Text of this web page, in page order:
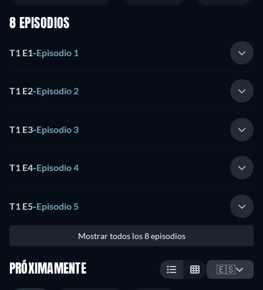
8 EPISODIOS
T1 E1-Episodio 1
T1 E2-Episodio 2
T1 E3-Episodio 3
T1 E4-Episodio 4
T1 E5-Episodio 5
Mostrar todos los 8 episodios
PRÓXIMAMENTE 🇪🇸